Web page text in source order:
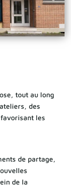
tout au long
des
les
de partage,
de la